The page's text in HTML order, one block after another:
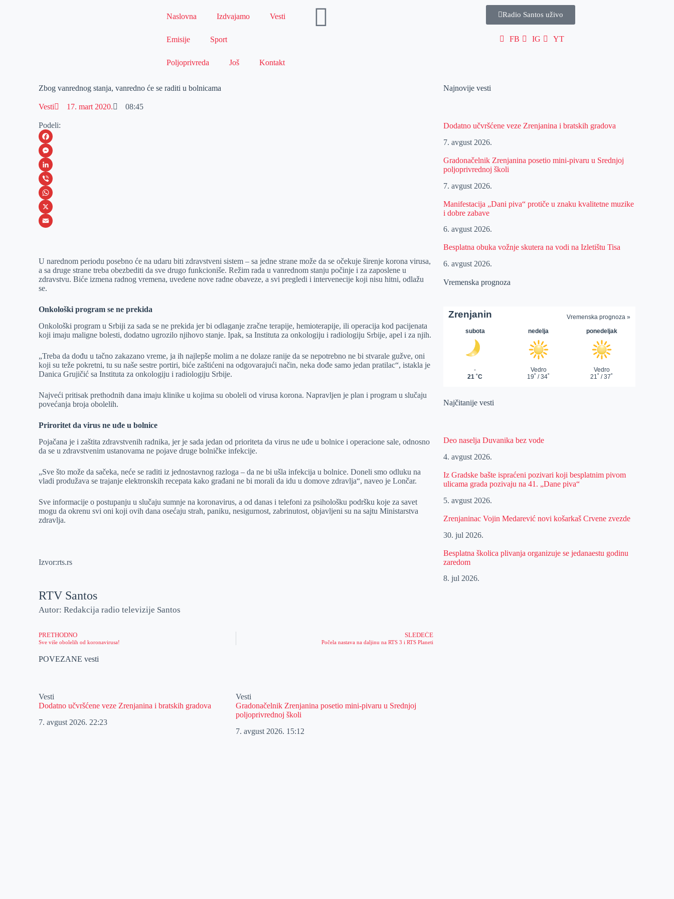
Naslovna Izdvajamo Vesti
Emisije Sport
Poljoprivreda Još Kontakt
Radio Santos uživo
FB IG YT
Zbog vanrednog stanja, vanredno će se raditi u bolnicama
Vesti 17. mart 2020. 08:45
Podeli:
F
a
c
e
b
o
M
e
s
s
e
e
r
L
i
n
k
I
n
V
i
b
W
h
s
A
p
p
X
a
i
l
U narednom periodu posebno će na udaru biti zdravstveni sistem – sa jedne strane može da se očekuje širenje korona virusa,
a sa druge strane treba obezbediti da sve drugo funkcioniše. Režim rada u vanrednom stanju počinje i za zaposlene u
zdravstvu. Biće izmena radnog vremena, uvedene nove radne obaveze, a svi pregledi i intervenecije koji nisu hitni, odlažu
se.
Onkološki program se ne prekida
Onkološki program u Srbiji za sada se ne prekida jer bi odlaganje zračne terapije, hemioterapije, ili operacija kod pacijenata
koji imaju maligne bolesti, dodatno ugrozilo njihovo stanje. Ipak, sa Instituta za onkologiju i radiologiju Srbije, apel i za njih.
„Treba da dođu u tačno zakazano vreme, ja ih najlepše molim a ne dolaze ranije da se nepotrebno ne bi stvarale gužve, oni
koji su teže pokretni, tu su naše sestre portiri, biće zaštićeni na odgovarajući način, neka dođe samo jedan pratilac“, istakla je
Danica Grujičić sa Instituta za onkologiju i radiologiju Srbije.
Najveći pritisak prethodnih dana imaju klinike u kojima su oboleli od virusa korona. Napravljen je plan i program u slučaju
povećanja broja obolelih.
Priroritet da virus ne uđe u bolnice
Pojačana je i zaštita zdravstvenih radnika, jer je sada jedan od prioriteta da virus ne uđe u bolnice i operacione sale, odnosno
da se u zdravstvenim ustanovama ne pojave druge bolničke infekcije.
„Sve što može da sačeka, neće se raditi iz jednostavnog razloga – da ne bi ušla infekcija u bolnice. Doneli smo odluku na
vladi produžava se trajanje elektronskih recepata kako građani ne bi morali da idu u domove zdravlja“, naveo je Lončar.
Sve informacije o postupanju u slučaju sumnje na koronavirus, a od danas i telefoni za psihološku podršku koje za savet
mogu da okrenu svi oni koji ovih dana osećaju strah, paniku, nesigurnost, zabrinutost, objavljeni su na sajtu Ministarstva
zdravlja.
Izvor:rts.rs
RTV Santos
Autor: Redakcija radio televizije Santos
PRETHODNO
Sve više obolelih od koronavirusa!
SLEDEĆE
Počela nastava na daljinu na RTS 3 i RTS Planeti
POVEZANE vesti
Vesti
Dodatno učvršćene veze Zrenjanina i bratskih gradova
7. avgust 2026. 22:23
Vesti
Gradonačelnik Zrenjanina posetio mini-pivaru u Srednjoj
poljoprivrednoj školi
7. avgust 2026. 15:12
Najnovije vesti
Dodatno učvršćene veze Zrenjanina i bratskih gradova
7. avgust 2026.
Gradonačelnik Zrenjanina posetio mini-pivaru u Srednjoj
poljoprivrednoj školi
7. avgust 2026.
Manifestacija „Dani piva“ protiče u znaku kvalitetne muzike
i dobre zabave
6. avgust 2026.
Besplatna obuka vožnje skutera na vodi na Izletištu Tisa
6. avgust 2026.
Vremenska prognoza
Najčitanije vesti
Deo naselja Duvanika bez vode
4. avgust 2026.
Iz Gradske bašte ispraćeni pozivari koji besplatnim pivom
ulicama grada pozivaju na 41. „Dane piva“
5. avgust 2026.
Zrenjaninac Vojin Medarević novi košarkaš Crvene zvezde
30. jul 2026.
Besplatna školica plivanja organizuje se jedanaestu godinu
zaredom
8. jul 2026.